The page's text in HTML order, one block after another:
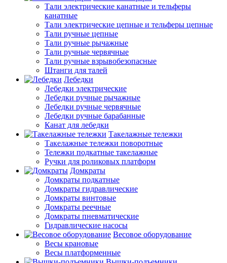
Тали электрические канатные и тельферы
канатные
Тали электрические цепные и тельферы цепные
Тали ручные цепные
Тали ручные рычажные
Тали ручные червячные
Тали ручные взрывобезопасные
Штанги для талей
Лебедки
Лебедки электрические
Лебедки ручные рычажные
Лебедки ручные червячные
Лебедки ручные барабанные
Канат для лебедки
Такелажные тележки
Такелажные тележки поворотные
Тележки подкатные такелажные
Ручки для роликовых платформ
Домкраты
Домкраты подкатные
Домкраты гидравлические
Домкраты винтовые
Домкраты реечные
Домкраты пневматические
Гидравлические насосы
Весовое оборудование
Весы крановые
Весы платформенные